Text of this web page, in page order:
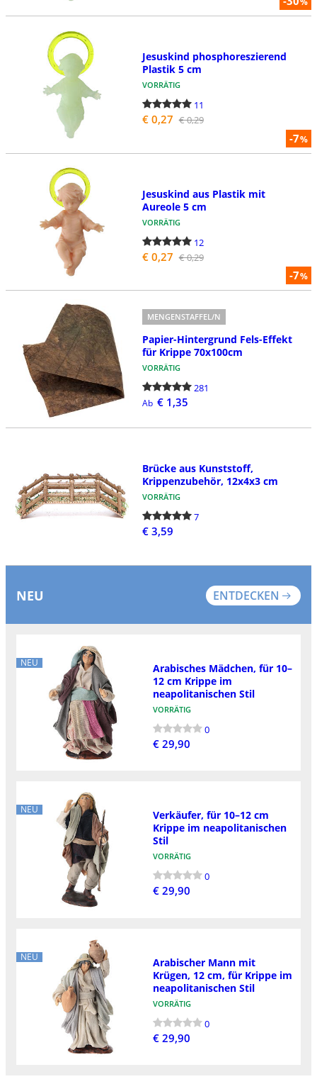
-7%
Jesuskind phosphoreszierend
Plastik 5 cm
VORRÄTIG
11
€ 0,27 € 0,29
-7%
Jesuskind aus Plastik mit
Aureole 5 cm
VORRÄTIG
12
€ 0,27 € 0,29
MENGENSTAFFEL/N
Papier-Hintergrund Fels-Effekt
für Krippe 70x100cm
VORRÄTIG
281
Ab € 1,35
Brücke aus Kunststoff,
Krippenzubehör, 12x4x3 cm
VORRÄTIG
7
€ 3,59
NEU ENTDECKEN
NEU
Arabisches Mädchen, für 10–
12 cm Krippe im
neapolitanischen Stil
VORRÄTIG
0
€ 29,90
NEU
Verkäufer, für 10–12 cm
Krippe im neapolitanischen
Stil
VORRÄTIG
0
€ 29,90
NEU
Arabischer Mann mit
Krügen, 12 cm, für Krippe im
neapolitanischen Stil
VORRÄTIG
0
€ 29,90